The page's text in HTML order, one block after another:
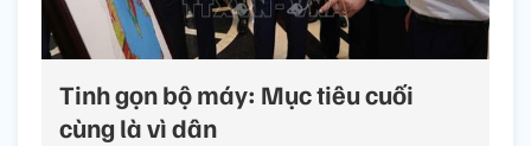
Tinh gọn bộ máy: Mục tiêu cuối
cùng là vì dân